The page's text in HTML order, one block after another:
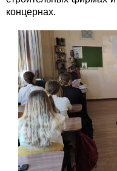
концернах.